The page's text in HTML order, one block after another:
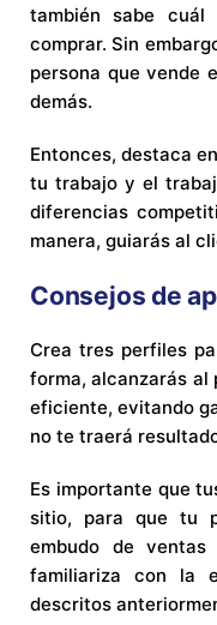
también sabe
comprar. Sin
persona que vende
demás.
Entonces, destaca
tu trabajo y el
diferencias
manera, guiarás al
Consejos de
Crea tres perfiles
forma, alcanzarás al
eficiente, evitando
no te traerá
Es importante que
sitio, para que tu
embudo de
familiariza con la
descritos